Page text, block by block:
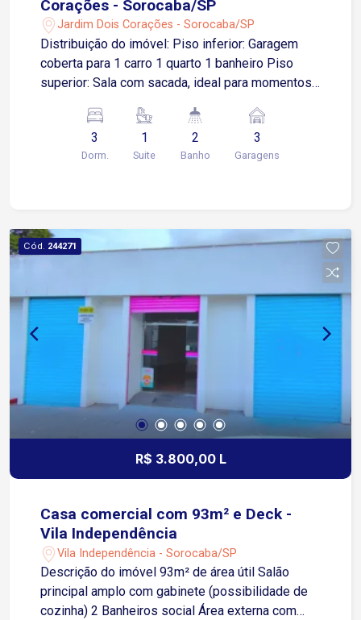
Corações - Sorocaba/SP
Jardim Dois Corações - Sorocaba/SP
Distribuição do imóvel: Piso inferior: Garagem
coberta para 1 carro 1 quarto 1 banheiro Piso
superior: Sala com sacada, ideal para momentos
quartos, sendo 1 suíte O imóvel conta também
com quintal e área de serviço Situado próximo à
Avenida Fernando Stecca e a poucos metros do
Dois Corações é um bairro residencial conhecido
pela sua proximidade com áreas verdes e vias
3
Dorm.
1
Suite
2
Banho
3
Garagens
Cód. 244271
R$ 3.800,00 L
Casa comercial com 93m² e Deck -
Vila Independência
Vila Independência - Sorocaba/SP
Descrição do imóvel 93m² de área útil Salão
principal amplo com gabinete (possibilidade de
cozinha) 2 Banheiros social Área externa com